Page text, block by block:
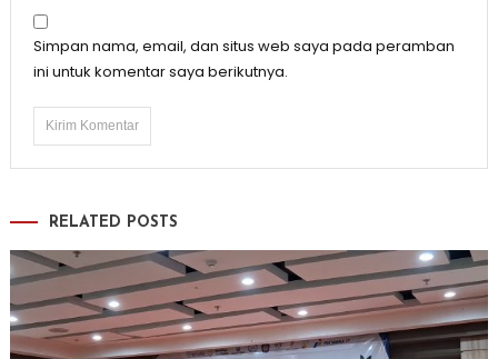
Simpan nama, email, dan situs web saya pada peramban
ini untuk komentar saya berikutnya.
RELATED POSTS